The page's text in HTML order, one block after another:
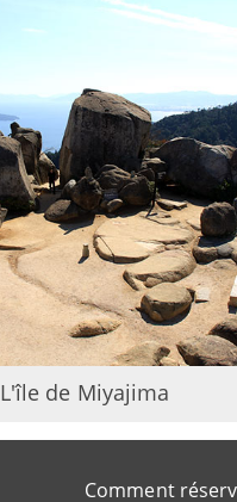
L'île de Miyajima
Comment